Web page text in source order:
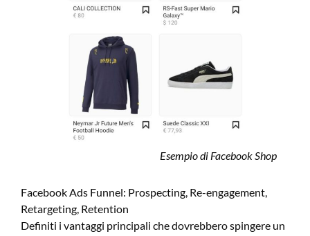
Esempio di Facebook Shop
Facebook Ads Funnel: Prospecting, Re-engagement,
Retargeting, Retention
Definiti i vantaggi principali che dovrebbero spingere un